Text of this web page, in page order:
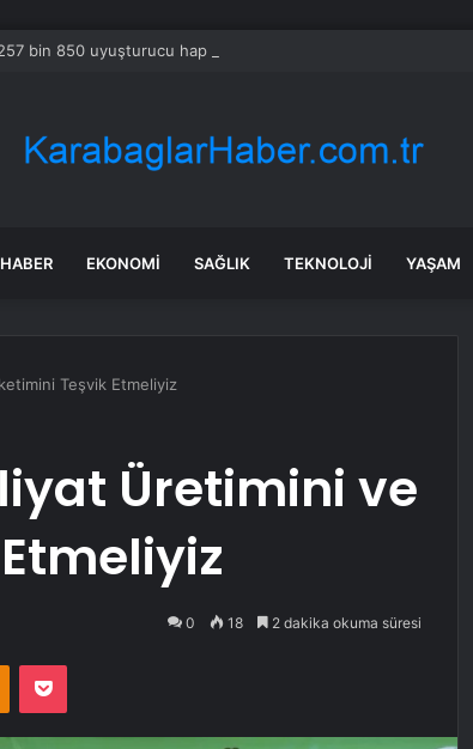
bin 850 uyuşturucu hap ele geçirildi
HABER EKONOMI SAĞLIK TEKNOLOJI YAŞAM
Teşvik Etmeliyiz
Üretimini ve
0 18 2 dakika okuma süresi
Odnoklassniki
Pocket